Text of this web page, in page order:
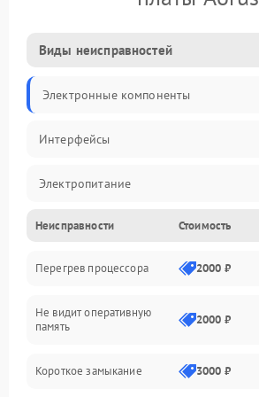
Виды неисправностей
Электронные компоненты
Интерфейсы
Электропитание
Корпус/Герметичность
Механика
ПО/Микропрограмма
Неисправности Стоимость
Перегрев процессора 2000 ₽
Не видит оперативную
память
2000 ₽
Короткое замыкание 3000 ₽